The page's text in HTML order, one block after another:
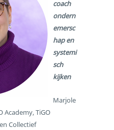
coach
ondern
emersc
hap en
systemi
sch
kijken
Marjole
Academy, TiGO
Collectief